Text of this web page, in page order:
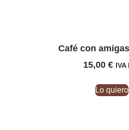
Café con
15,00 € IVA
Lo quiero